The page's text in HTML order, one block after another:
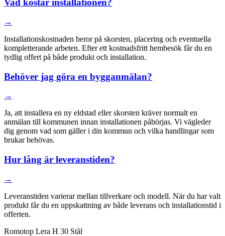
Vad kostar installationen?
→
Installationskostnaden beror på skorsten, placering och eventuella
kompletterande arbeten. Efter ett kostnadsfritt hembesök får du en
tydlig offert på både produkt och installation.
Behöver jag göra en bygganmälan?
→
Ja, att installera en ny eldstad eller skorsten kräver normalt en
anmälan till kommunen innan installationen påbörjas. Vi vägleder
dig genom vad som gäller i din kommun och vilka handlingar som
brukar behövas.
Hur lång är leveranstiden?
→
Leveranstiden varierar mellan tillverkare och modell. När du har valt
produkt får du en uppskattning av både leverans och installationstid i
offerten.
Romotop Lera H 30 Stål